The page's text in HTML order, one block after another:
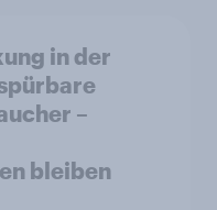
in der
–
bleiben